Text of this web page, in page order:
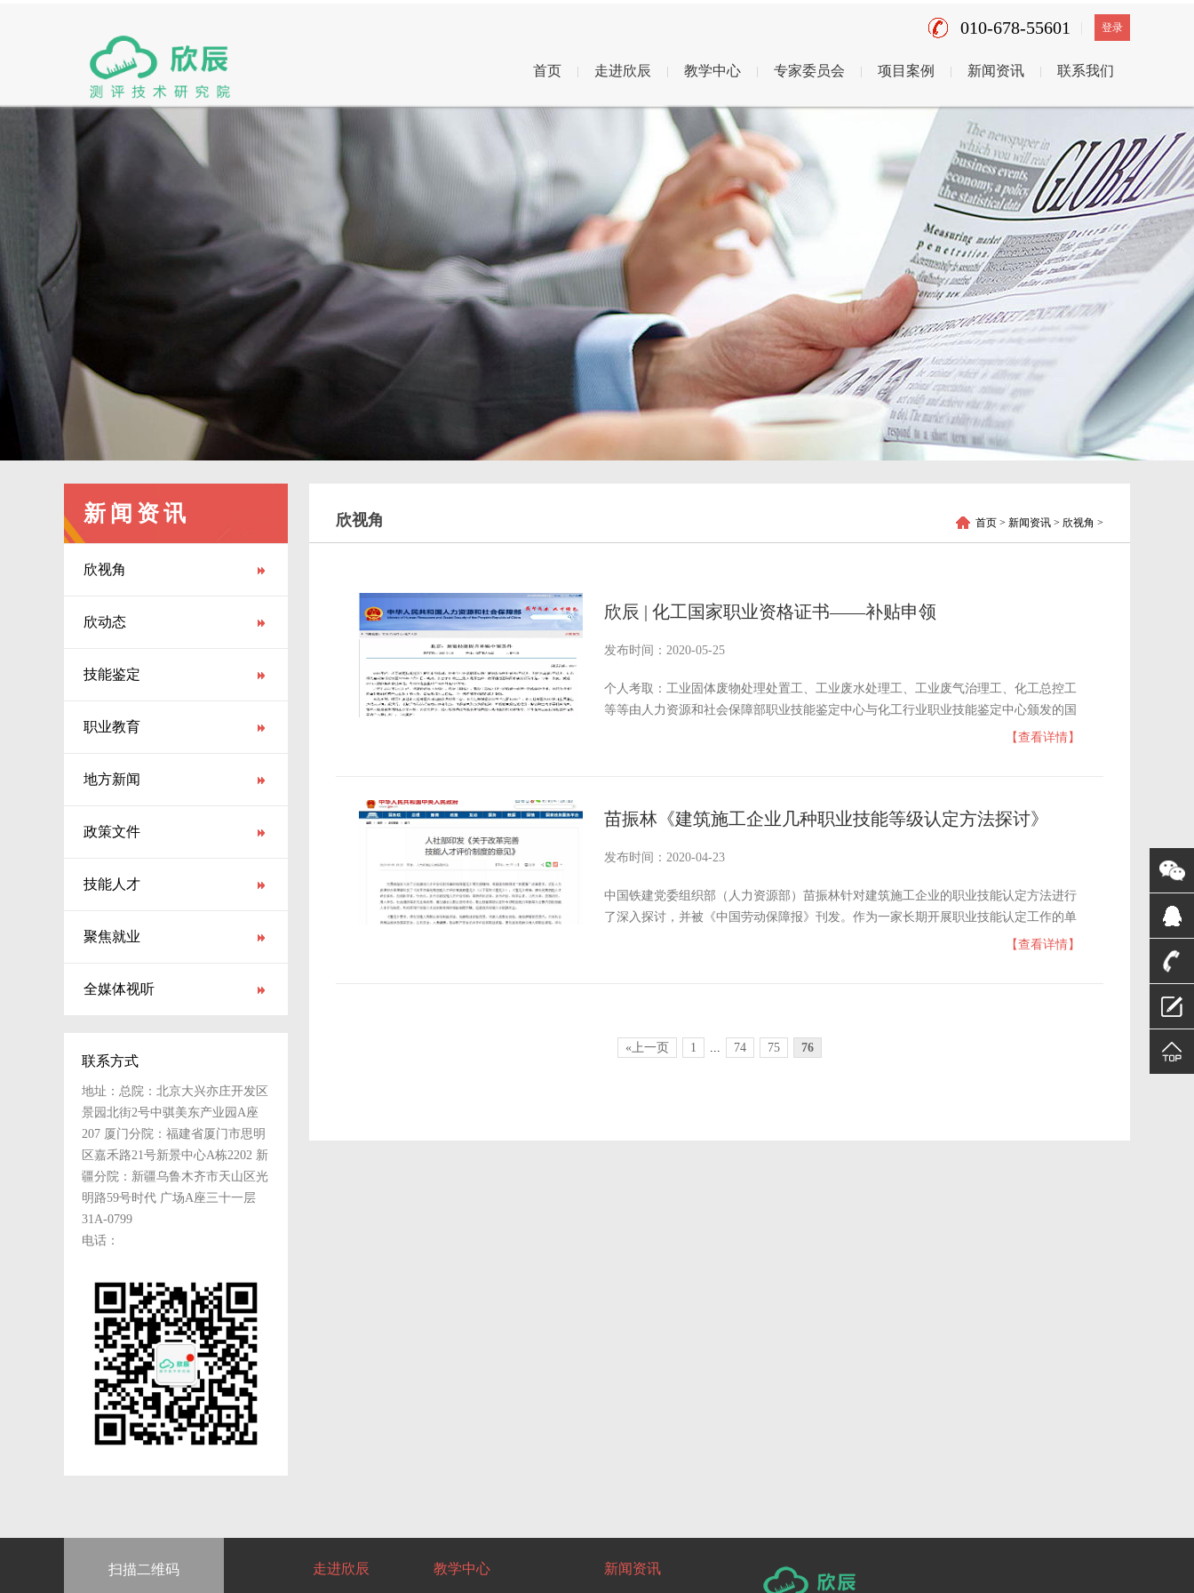
登录
010-678-55601
首页 走进欣辰 教学中心 专家委员会 项目案例 新闻资讯 联系我们
新闻资讯
欣视角
欣动态
技能鉴定
职业教育
地方新闻
政策文件
技能人才
聚焦就业
全媒体视听
联系方式
地址：总院：北京大兴亦庄开发区
景园北街2号中骐美东产业园A座
207 厦门分院：福建省厦门市思明
区嘉禾路21号新景中心A栋2202 新
疆分院：新疆乌鲁木齐市天山区光
明路59号时代 广场A座三十一层
31A-0799
电话：
欣视角 首页 > 新闻资讯 > 欣视角 >
欣辰 | 化工国家职业资格证书——补贴申领
发布时间：2020-05-25
个人考取：工业固体废物处理处置工、工业废水处理工、工业废气治理工、化工总控工
等等由人力资源和社会保障部职业技能鉴定中心与化工行业职业技能鉴定中心颁发的国
【查看详情】
苗振林《建筑施工企业几种职业技能等级认定方法探讨》
发布时间：2020-04-23
中国铁建党委组织部（人力资源部）苗振林针对建筑施工企业的职业技能认定方法进行
了深入探讨，并被《中国劳动保障报》刊发。作为一家长期开展职业技能认定工作的单
位，欣辰测评技术研究院一直积极探索公平、科学的职业技能等级认定方法。 今天，
【查看详情】
«上一页 1 ... 74 75 76
扫描二维码 走进欣辰 教学中心 新闻资讯